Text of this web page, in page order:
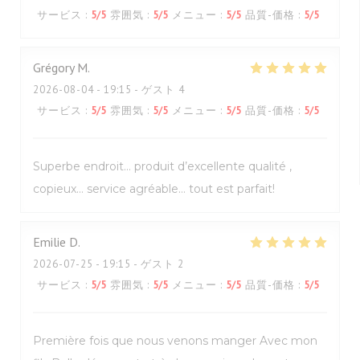
サービス : 5/5 雰囲気 : 5/5 メニュー : 5/5 品質-価格 : 5/5
Grégory M
2026-08-04 - 19:15 - ゲスト 4
サービス : 5/5 雰囲気 : 5/5 メニュー : 5/5 品質-価格 : 5/5
Superbe endroit… produit d’excellente qualité ,
copieux… service agréable… tout est parfait!
Emilie D
2026-07-25 - 19:15 - ゲスト 2
サービス : 5/5 雰囲気 : 5/5 メニュー : 5/5 品質-価格 : 5/5
Première fois que nous venons manger Avec mon